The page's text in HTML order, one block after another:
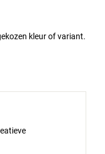
kleur of variant.